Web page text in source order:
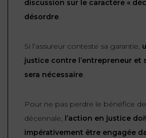
discussion sur le caractère «
désordre.
Si l’assureur conteste sa garantie,
justice contre l’entrepreneur et
sera nécessaire.
Pour ne pas perdre le bénéfice
décennale, l’action en justice
impérativement être engagée